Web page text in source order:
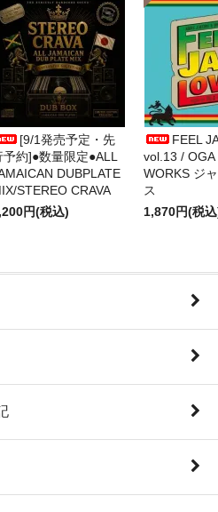
[9/1発売予定・先
予約]●数量限定●ALL
DUBPLATE
STEREO CRAVA
円(税込)
FEEL
vol.13 / OGA
WORKS ジ
ス
1,870円(税